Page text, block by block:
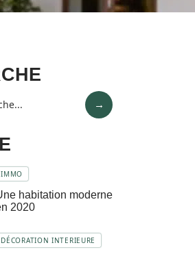
IMMO
habitation moderne
2020
DÉCORATION INTERIEURE